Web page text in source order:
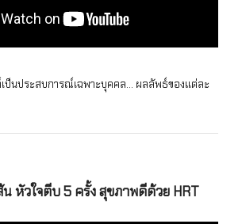
นประสบการณ์เฉพาะบุคคล… ผลลัพธ์ของแต่ละ
น หัวใจตีบ 5 ครั้ง สุขภาพดีด้วย HRT